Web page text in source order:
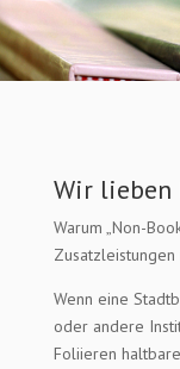
Wir lieben
Warum „Non-
Zusatzleistungen
Wenn eine
oder andere
Foliieren